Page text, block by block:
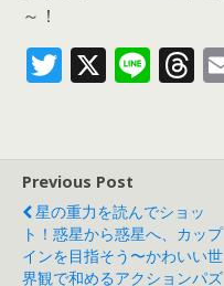
～！
T
er
X Li T
d
s
Previous Post
星の重力を読んでショッ
ト！惑星から惑星へ、カップ
インを目指そう〜かわいい世
界観で和めるアクションパズ